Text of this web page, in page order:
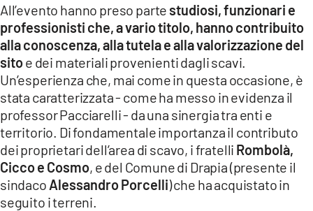
All’evento hanno preso parte studiosi, funzionari e
professionisti che, a vario titolo, hanno contribuito
alla conoscenza, alla tutela e alla valorizzazione del
sitoe dei materiali provenienti dagli scavi.
Un’esperienza che, mai come in questa occasione, è
stata caratterizzata - come ha messo in evidenza il
professor Pacciarelli - da una sinergia tra enti e
territorio. Di fondamentale importanza il contributo
dei proprietari dell’area di scavo, i fratelli Rombolà,
Cicco e Cosmo, e del Comune di Drapia (presente il
sindaco Alessandro Porcelli) che ha acquistato in
seguito i terreni.